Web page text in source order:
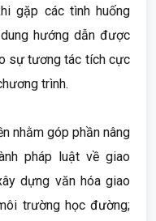
gặp các tình huống
hướng dẫn được
sự tương tác tích cực
trình.
nhằm góp phần nâng
pháp luật về giao
dựng văn hóa giao
trường học đường;